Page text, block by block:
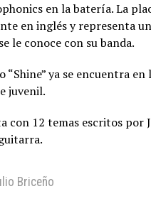
en la batería. La
en inglés y representa
le conoce con su banda.
ya se encuentra en
juvenil.
con 12 temas escritos por
Briceño